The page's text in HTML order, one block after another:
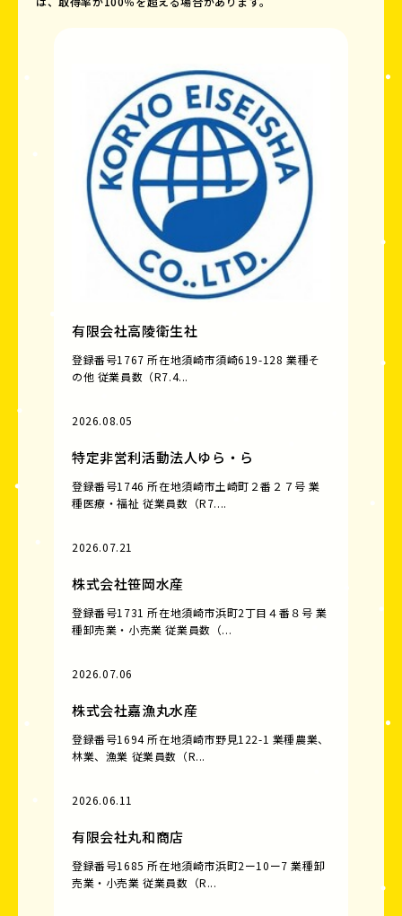
有限会社高陵衛生社
登録番号1767 所在地須崎市須崎619-128 業種そ
の他 従業員数（R7.4...
2026.08.05
特定非営利活動法人ゆら・ら
登録番号1746 所在地須崎市土崎町２番２７号 業
種医療・福祉 従業員数（R7....
2026.07.21
株式会社笹岡水産
登録番号1731 所在地須崎市浜町2丁目４番８号 業
種卸売業・小売業 従業員数（...
2026.07.06
株式会社嘉漁丸水産
登録番号1694 所在地須崎市野見122-1 業種農業、
林業、漁業 従業員数（R...
2026.06.11
有限会社丸和商店
登録番号1685 所在地須崎市浜町2ー10ー7 業種卸
売業・小売業 従業員数（R...